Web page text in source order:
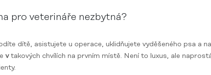
pro veterináře nezbytná?
dítě, asistujete u operace, uklidňujete vyděšeného psa a
vtakových chvílích na prvním místě. Není to luxus, ale